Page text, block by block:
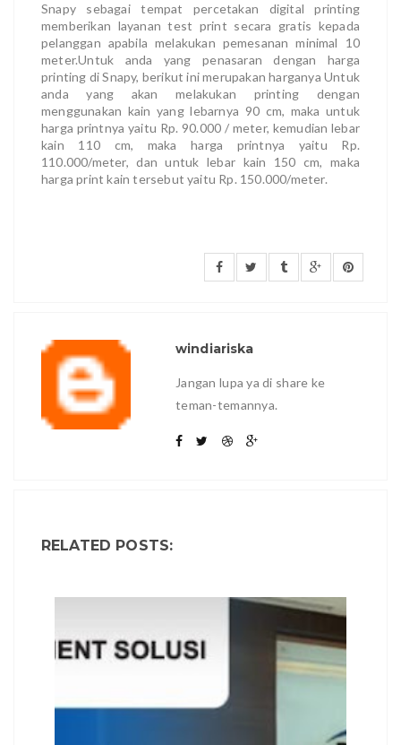
Snapy sebagai tempat percetakan digital printing
memberikan layanan test print secara gratis kepada
pelanggan apabila melakukan pemesanan minimal 10
meter.Untuk anda yang penasaran dengan harga
printing di Snapy, berikut ini merupakan harganya Untuk
anda yang akan melakukan printing dengan
menggunakan kain yang lebarnya 90 cm, maka untuk
harga printnya yaitu Rp. 90.000 / meter, kemudian lebar
kain 110 cm, maka harga printnya yaitu Rp.
110.000/meter, dan untuk lebar kain 150 cm, maka
harga print kain tersebut yaitu Rp. 150.000/meter.
windiariska
Jangan lupa ya di share ke
teman-temannya.
RELATED POSTS: